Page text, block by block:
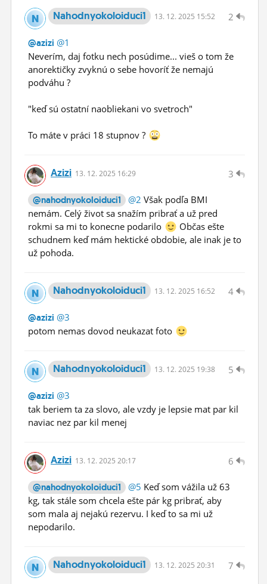
2
Nahodnyokoloiduci1 13. 12. 2025 15:52
@azizi @1
Neverím, daj fotku nech posúdime... vieš o tom že
anorektičky zvyknú o sebe hovoríť že nemajú
podváhu ?
"keď sú ostatní naobliekani vo svetroch"
To máte v práci 18 stupnov ?
3
Azizi 13. 12. 2025 16:29
@nahodnyokoloiduci1 @2 Však podľa BMI
nemám. Celý život sa snažím pribrať a už pred
rokmi sa mi to konecne podarilo
Občas ešte
schudnem keď mám hektické obdobie, ale inak je to
už pohoda.
4
Nahodnyokoloiduci1 13. 12. 2025 16:52
@azizi @3
potom nemas dovod neukazat foto
5
Nahodnyokoloiduci1 13. 12. 2025 19:38
@azizi @3
tak beriem ta za slovo, ale vzdy je lepsie mat par kil
naviac nez par kil menej
6
Azizi 13. 12. 2025 20:17
@nahodnyokoloiduci1 @5 Keď som vážila už 63
kg, tak stále som chcela ešte pár kg pribrať, aby
som mala aj nejakú rezervu. I keď to sa mi už
nepodarilo.
7
Nahodnyokoloiduci1 13. 12. 2025 20:31